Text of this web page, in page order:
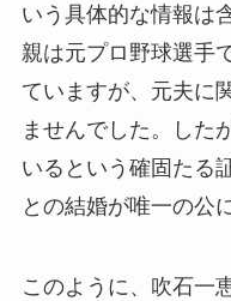
いう具体的な情報は
親は元プロ野球選手
ていますが、元夫に
ませんでした。した
いるという確固たる
との結婚が唯一の公
このように、吹石一